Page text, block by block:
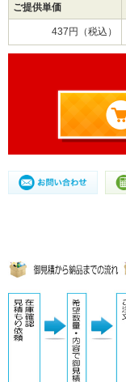
ご提供単価
437円（税込）